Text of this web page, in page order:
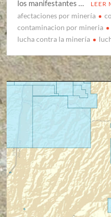
los manifestantes … LEER
afectaciones por minería
contaminacion por mineria
lucha contra la minería